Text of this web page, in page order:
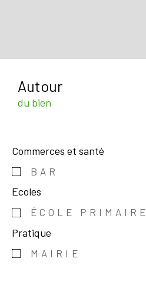
Autour
du bien
Commerces et santé
BAR
Ecoles
ÉCOLE PRIMAIRE
Pratique
MAIRIE